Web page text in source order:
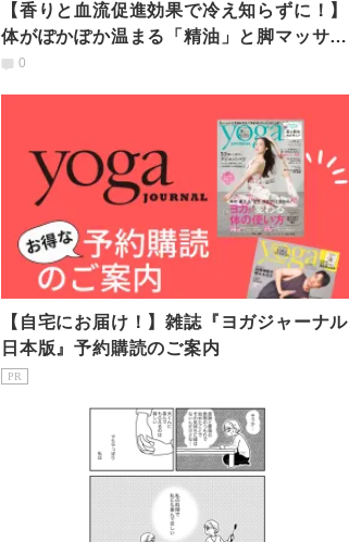
【香りと血流促進効果で冷え知らずに！】
体がぽかぽか温まる「精油」と脚マッサー
ジの効果的なやり方
0
【自宅にお届け！】雑誌『ヨガジャーナル
日本版』予約購読のご案内
PR